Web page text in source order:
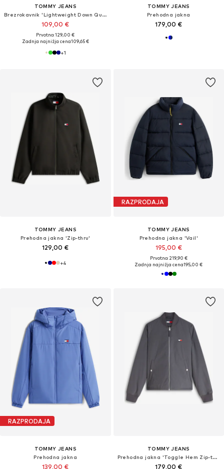
TOMMY JEANS
Brezrokavnik 'Lightweight Down Quilted'
109,00 €
Prvotno: 129,00 €
Zadnja najnižja cena109,65 €
+1
TOMMY JEANS
Prehodna jakna
179,00 €
TOMMY JEANS
Prehodna jakna 'Zip-thru'
129,00 €
+4
RAZPRODAJA
TOMMY JEANS
Prehodna jakna 'Vail'
195,00 €
Prvotno: 219,90 €
Zadnja najnižja cena195,00 €
RAZPRODAJA
TOMMY JEANS
Prehodna jakna
139,00 €
TOMMY JEANS
Prehodna jakna 'Toggle Hem Zip-thru Bomber'
179,00 €